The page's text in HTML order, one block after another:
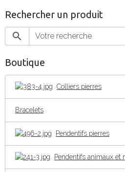
Rechercher un produit
Boutique
Colliers pierres
Bracelets
Pendentifs pierres
Pendentifs animaux et